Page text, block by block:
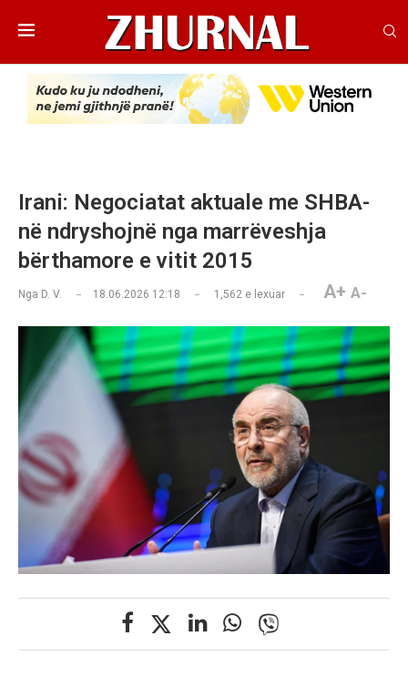
Irani: Negociatat aktuale me SHBA-
në ndryshojnë nga marrëveshja
bërthamore e vitit 2015
Nga D. V. 18.06.2026 12:18 1,562 e lexuar A+ A-